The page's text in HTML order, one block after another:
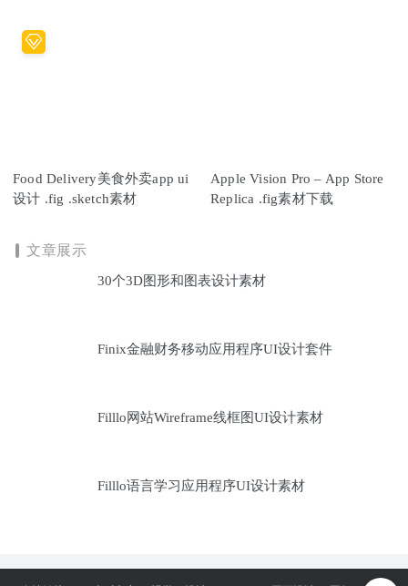
Food Delivery美食外卖app ui
设计 .fig .sketch素材
Apple Vision Pro – App Store
Replica .fig素材下载
文章展示
30个3D图形和图表设计素材
Finix金融财务移动应用程序UI设计套件
Filllo网站Wireframe线框图UI设计素材
Filllo语言学习应用程序UI设计素材